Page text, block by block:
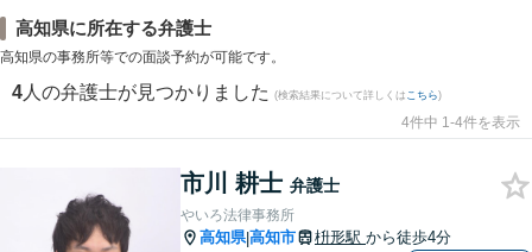
高知県に所在する弁護士
高知県の事務所等での面談予約が可能です。
4 人の弁護士が見つかりました (検索結果について詳しくは こちら)
4件中 1-4件を表示
市川 耕士 弁護士
やいろ法律事務所
高知県|高知市 枡形駅 から徒歩4分